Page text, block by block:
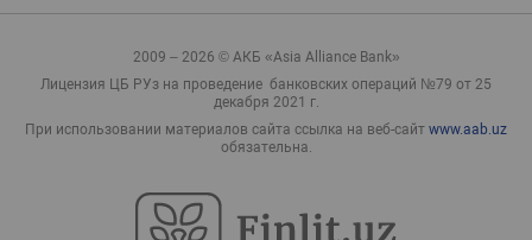
2009 – 2026 © АКБ «Asia Alliance Bank»
Лицензия ЦБ РУз на проведение банковских операций №79 от 25
декабря 2021 г.
При использовании материалов сайта ссылка на веб-сайт www.aab.uz
обязательна.